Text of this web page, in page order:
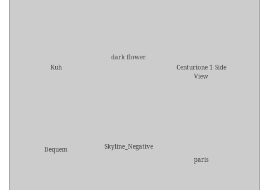
Kuh
dark flower
Centurione 1 Side
View
Bequem
Skyline_Negative
paris